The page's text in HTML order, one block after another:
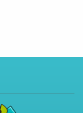
почта